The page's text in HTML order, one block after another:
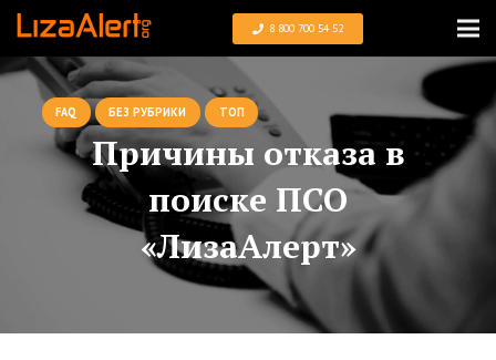
8 800 700 54 52
FAQ БЕЗ РУБРИКИ ТОП
Причины отказа в
поиске ПСО
«ЛизаАлерт»